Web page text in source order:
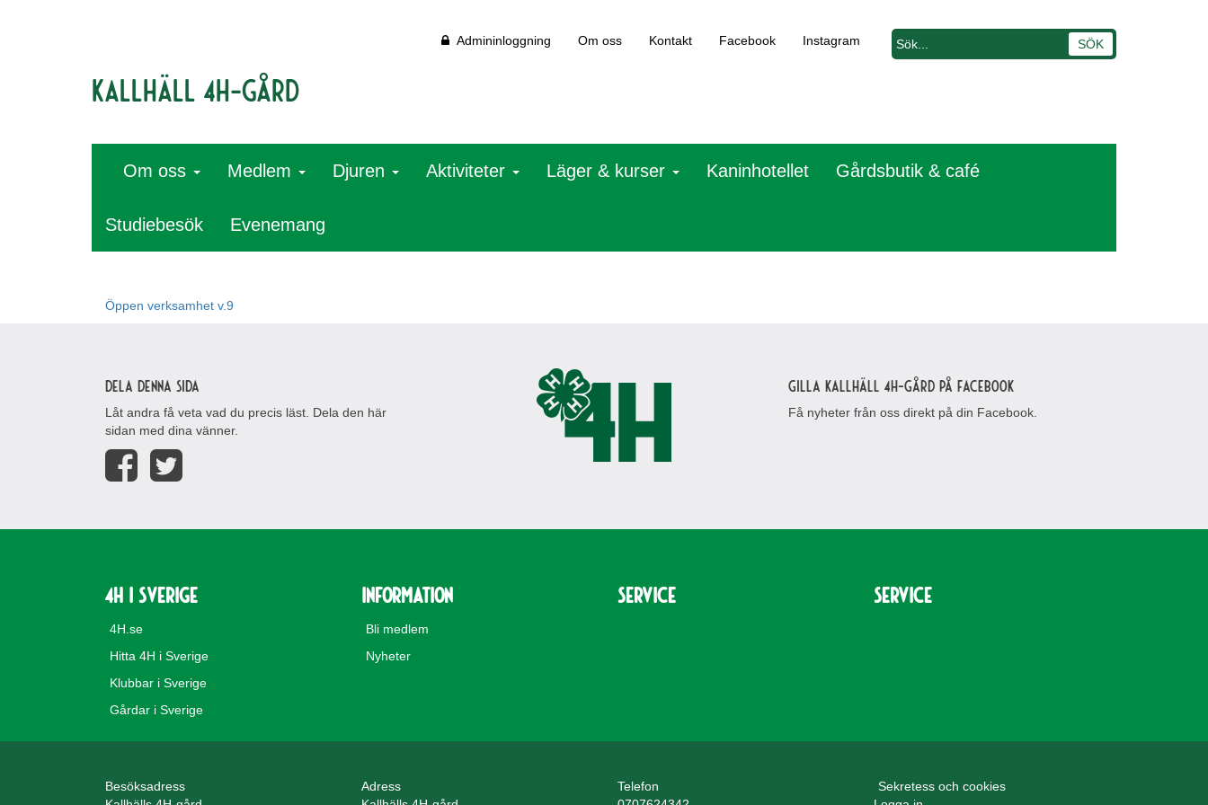
Kallhäll 4H-gård
Admininloggning Om oss Kontakt Facebook Instagram
Om oss Medlem Djuren Aktiviteter Läger & kurser Kaninhotellet Gårdsbutik & café
Studiebesök Evenemang
Öppen verksamhet v.9
Dela denna sida
Låt andra få veta vad du precis läst. Dela den här
sidan med dina vänner.
Gilla Kallhäll 4H-gård på Facebook
Få nyheter från oss direkt på din Facebook.
4H i Sverige
4H.se
Hitta 4H i Sverige
Klubbar i Sverige
Gårdar i Sverige
Information
Bli medlem
Nyheter
Service Service
Besöksadress
Adress
Telefon
Sekretess och cookies